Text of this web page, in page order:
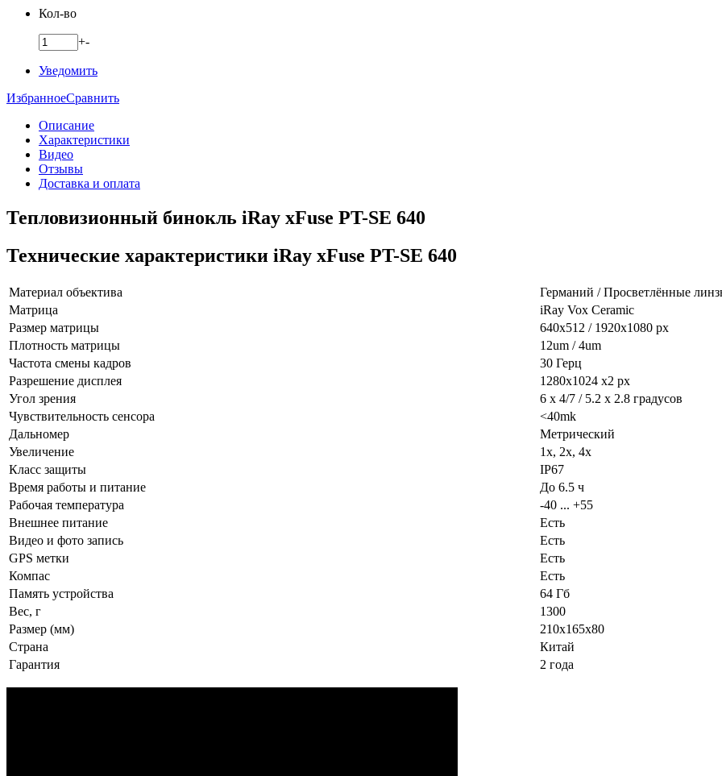
Кол-во
+-
Уведомить
ИзбранноеСравнить
Описание
Характеристики
Видео
Отзывы
Доставка и оплата
Тепловизионный бинокль iRay xFuse PT-SE 640
Технические характеристики iRay xFuse PT-SE 640
Материал объектива
Германий / Просветлённые
Матрица
iRay Vox Ceramic
Размер матрицы
640x512 / 1920x1080 px
Плотность матрицы
12um / 4um
Частота смены кадров
30 Герц
Разрешение дисплея
1280x1024 x2 px
Угол зрения
6 x 4/7 / 5.2 x 2.8 градусов
Чувствительность сенсора
<40mk
Дальномер
Метрический
Увеличение
1x, 2x, 4x
Класс защиты
IP67
Время работы и питание
До 6.5 ч
Рабочая температура
-40 ... +55
Внешнее питание
Есть
Видео и фото запись
Есть
GPS метки
Есть
Компас
Есть
Память устройства
64 Гб
Вес, г
1300
Размер (мм)
210x165x80
Страна
Китай
Гарантия
2 года